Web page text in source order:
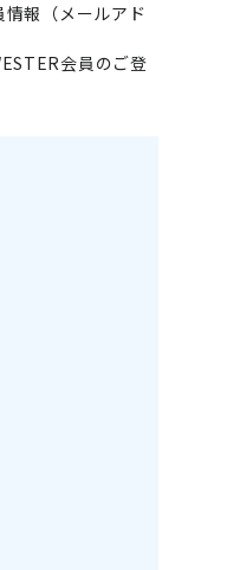
報（メールアド
会員のご登